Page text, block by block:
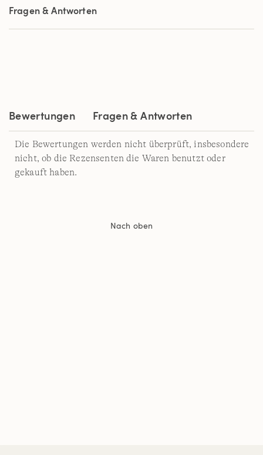
Sternen,
Durchschnittswert
Bewertung.
Fragen & Antworten
Bewertungen Fragen & Antworten
Die Bewertungen werden nicht überprüft, insbesondere
nicht, ob die Rezensenten die Waren benutzt oder
gekauft haben.
Nach oben